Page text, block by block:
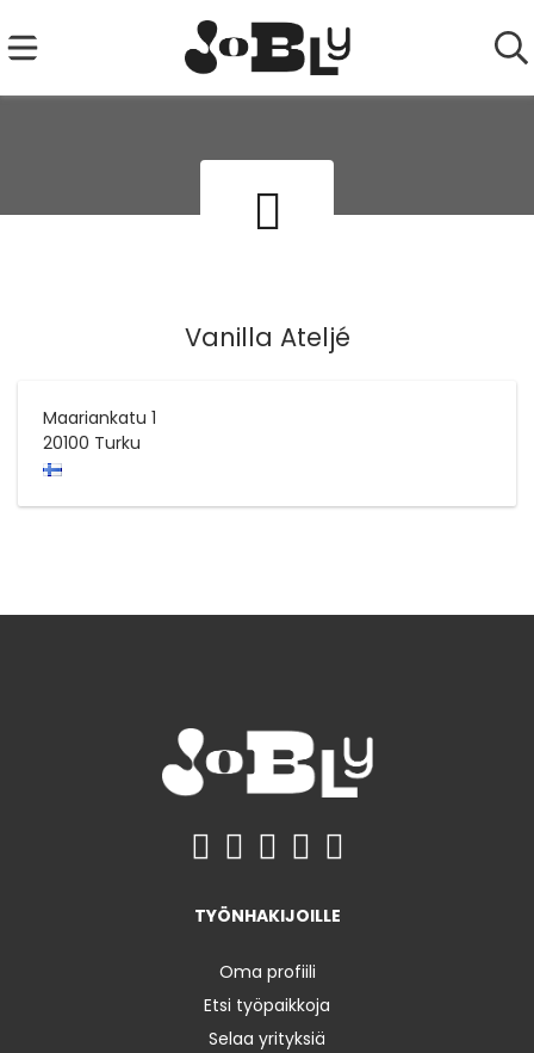
Vanilla Ateljé
Maariankatu 1
20100 Turku
TYÖNHAKIJOILLE
Oma profiili
Etsi työpaikkoja
Selaa yrityksiä